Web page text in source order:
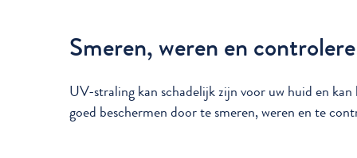
Smeren, weren en
UV-straling kan schadelijk zijn voor uw huid en
goed beschermen door te smeren, weren en te